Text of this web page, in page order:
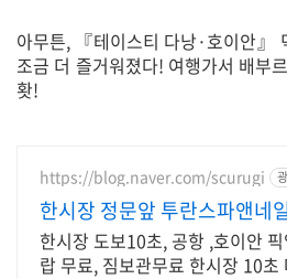
아무튼, 『테이스티 다낭·호이안』
조금 더 즐거워졌다! 여행가서 배부
홧!
https://blog.naver.com/scurugi
한시장 정문앞 투란스파앤네
시 전 방문 30% 할인
한시장 도보10초, 공항 ,호이안
랍 무료, 짐보관무료 한시장 10초